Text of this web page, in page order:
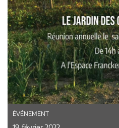
ÉVÉNEMENT